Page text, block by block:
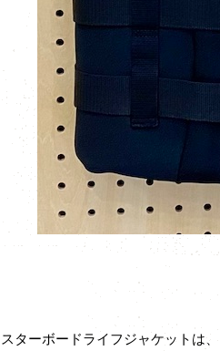
スターボードライフジャケットは